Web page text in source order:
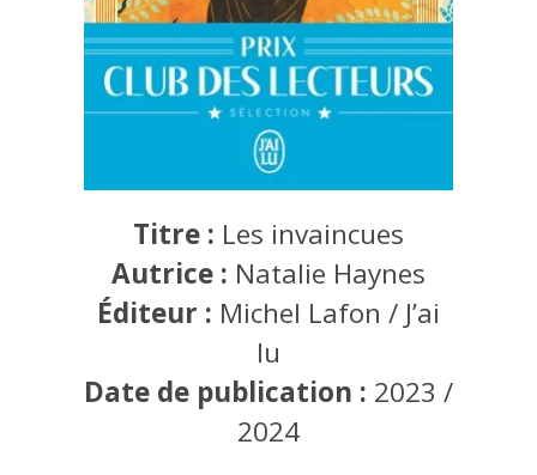
Titre : Les invaincues
Autrice : Natalie Haynes
Éditeur : Michel Lafon / J’ai
lu
Date de publication : 2023 /
2024